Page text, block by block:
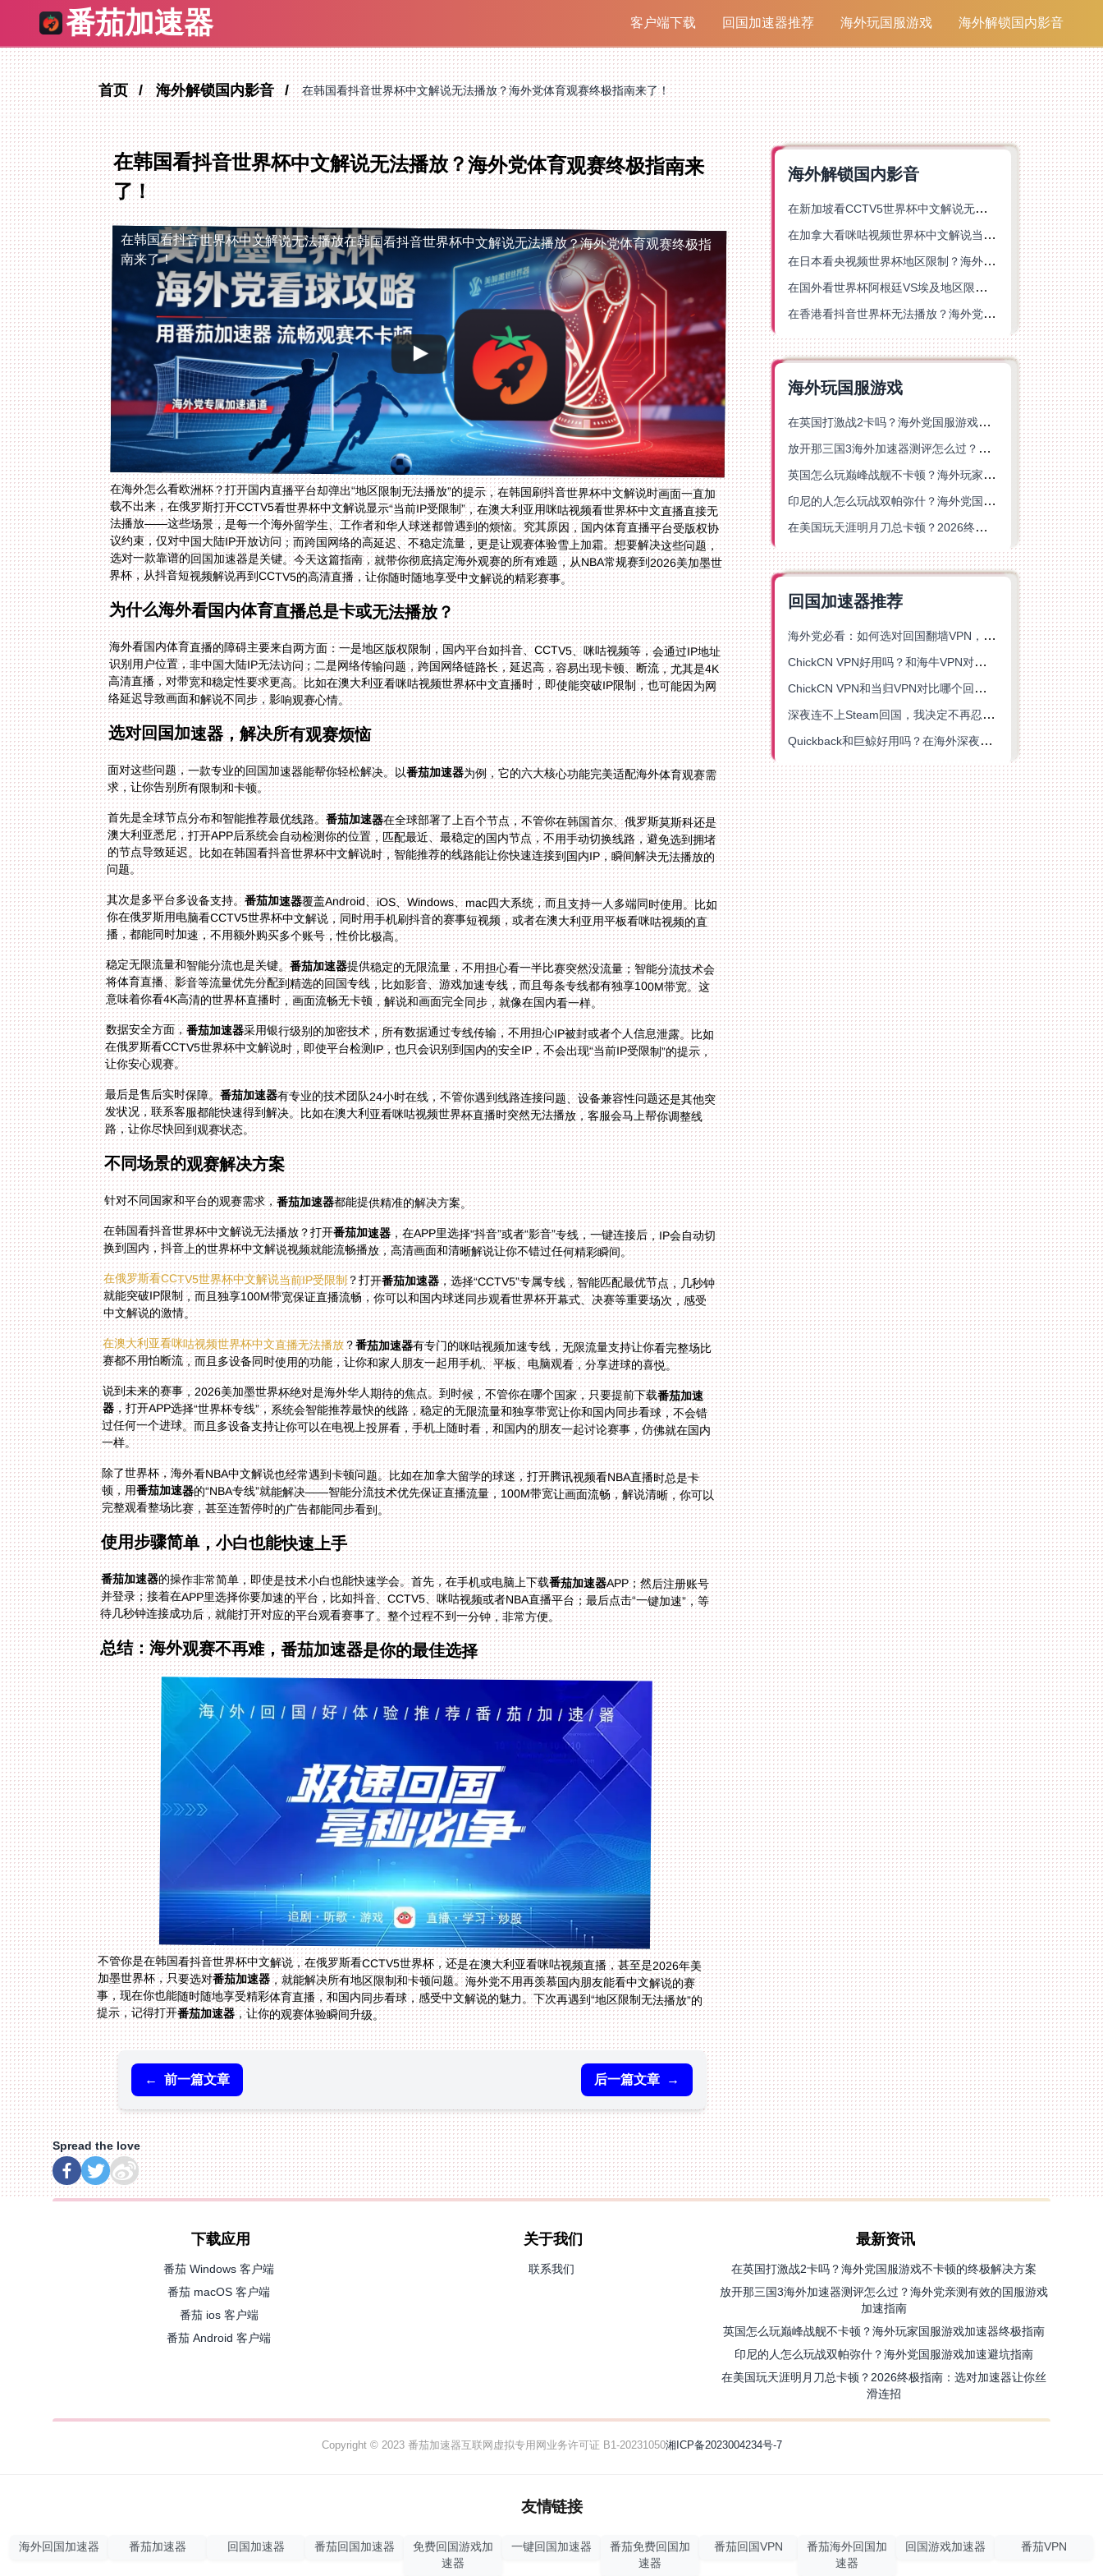
番茄加速器 客户端下载 回国加速器推荐 海外玩国服游戏 海外解锁国内影音
首页 海外解锁国内影音 在韩国看抖音世界杯中文解说无法播放？海外党体育观赛终极指南来了！
在韩国看抖音世界杯中文解说无法播放？海外党体育观赛终极指南来
了！
在韩国看抖音世界杯中文解说无法播放在韩国看抖音世界杯中文解说无法播放？海外党体育观赛终极指
南来了！
在海外怎么看欧洲杯？打开国内直播平台却弹出“地区限制无法播放”的提示，在韩国刷抖音世界杯中文解说时画面一直加
载不出来，在俄罗斯打开CCTV5看世界杯中文解说显示“当前IP受限制”，在澳大利亚用咪咕视频看世界杯中文直播直接无
法播放——这些场景，是每一个海外留学生、工作者和华人球迷都曾遇到的烦恼。究其原因，国内体育直播平台受版权协
议约束，仅对中国大陆IP开放访问；而跨国网络的高延迟、不稳定流量，更是让观赛体验雪上加霜。想要解决这些问题，
选对一款靠谱的回国加速器是关键。今天这篇指南，就带你彻底搞定海外观赛的所有难题，从NBA常规赛到2026美加墨世
界杯，从抖音短视频解说再到CCTV5的高清直播，让你随时随地享受中文解说的精彩赛事。
为什么海外看国内体育直播总是卡或无法播放？
海外看国内体育直播的障碍主要来自两方面：一是地区版权限制，国内平台如抖音、CCTV5、咪咕视频等，会通过IP地址
识别用户位置，非中国大陆IP无法访问；二是网络传输问题，跨国网络链路长，延迟高，容易出现卡顿、断流，尤其是4K
高清直播，对带宽和稳定性要求更高。比如在澳大利亚看咪咕视频世界杯中文直播时，即使能突破IP限制，也可能因为网
络延迟导致画面和解说不同步，影响观赛心情。
选对回国加速器，解决所有观赛烦恼
面对这些问题，一款专业的回国加速器能帮你轻松解决。以番茄加速器为例，它的六大核心功能完美适配海外体育观赛需
求，让你告别所有限制和卡顿。
首先是全球节点分布和智能推荐最优线路。番茄加速器在全球部署了上百个节点，不管你在韩国首尔、俄罗斯莫斯科还是
澳大利亚悉尼，打开APP后系统会自动检测你的位置，匹配最近、最稳定的国内节点，不用手动切换线路，避免选到拥堵
的节点导致延迟。比如在韩国看抖音世界杯中文解说时，智能推荐的线路能让你快速连接到国内IP，瞬间解决无法播放的
问题。
其次是多平台多设备支持。番茄加速器覆盖Android、iOS、Windows、mac四大系统，而且支持一人多端同时使用。比如
你在俄罗斯用电脑看CCTV5世界杯中文解说，同时用手机刷抖音的赛事短视频，或者在澳大利亚用平板看咪咕视频的直
播，都能同时加速，不用额外购买多个账号，性价比极高。
稳定无限流量和智能分流也是关键。番茄加速器提供稳定的无限流量，不用担心看一半比赛突然没流量；智能分流技术会
将体育直播、影音等流量优先分配到精选的回国专线，比如影音、游戏加速专线，而且每条专线都有独享100M带宽。这
意味着你看4K高清的世界杯直播时，画面流畅无卡顿，解说和画面完全同步，就像在国内看一样。
数据安全方面，番茄加速器采用银行级别的加密技术，所有数据通过专线传输，不用担心IP被封或者个人信息泄露。比如
在俄罗斯看CCTV5世界杯中文解说时，即使平台检测IP，也只会识别到国内的安全IP，不会出现“当前IP受限制”的提示，
让你安心观赛。
最后是售后实时保障。番茄加速器有专业的技术团队24小时在线，不管你遇到线路连接问题、设备兼容性问题还是其他突
发状况，联系客服都能快速得到解决。比如在澳大利亚看咪咕视频世界杯直播时突然无法播放，客服会马上帮你调整线
路，让你尽快回到观赛状态。
不同场景的观赛解决方案
针对不同国家和平台的观赛需求，番茄加速器都能提供精准的解决方案。
在韩国看抖音世界杯中文解说无法播放？打开番茄加速器，在APP里选择“抖音”或者“影音”专线，一键连接后，IP会自动切
换到国内，抖音上的世界杯中文解说视频就能流畅播放，高清画面和清晰解说让你不错过任何精彩瞬间。
在俄罗斯看CCTV5世界杯中文解说当前IP受限制？打开番茄加速器，选择“CCTV5”专属专线，智能匹配最优节点，几秒钟
就能突破IP限制，而且独享100M带宽保证直播流畅，你可以和国内球迷同步观看世界杯开幕式、决赛等重要场次，感受
中文解说的激情。
在澳大利亚看咪咕视频世界杯中文直播无法播放？番茄加速器有专门的咪咕视频加速专线，无限流量支持让你看完整场比
赛都不用怕断流，而且多设备同时使用的功能，让你和家人朋友一起用手机、平板、电脑观看，分享进球的喜悦。
说到未来的赛事，2026美加墨世界杯绝对是海外华人期待的焦点。到时候，不管你在哪个国家，只要提前下载番茄加速
器，打开APP选择“世界杯专线”，系统会智能推荐最快的线路，稳定的无限流量和独享带宽让你和国内同步看球，不会错
过任何一个进球。而且多设备支持让你可以在电视上投屏看，手机上随时看，和国内的朋友一起讨论赛事，仿佛就在国内
一样。
除了世界杯，海外看NBA中文解说也经常遇到卡顿问题。比如在加拿大留学的球迷，打开腾讯视频看NBA直播时总是卡
顿，用番茄加速器的“NBA专线”就能解决——智能分流技术优先保证直播流量，100M带宽让画面流畅，解说清晰，你可以
完整观看整场比赛，甚至连暂停时的广告都能同步看到。
使用步骤简单，小白也能快速上手
番茄加速器的操作非常简单，即使是技术小白也能快速学会。首先，在手机或电脑上下载番茄加速器APP；然后注册账号
并登录；接着在APP里选择你要加速的平台，比如抖音、CCTV5、咪咕视频或者NBA直播平台；最后点击“一键加速”，等
待几秒钟连接成功后，就能打开对应的平台观看赛事了。整个过程不到一分钟，非常方便。
总结：海外观赛不再难，番茄加速器是你的最佳选择
不管你是在韩国看抖音世界杯中文解说，在俄罗斯看CCTV5世界杯，还是在澳大利亚看咪咕视频直播，甚至是2026年美
加墨世界杯，只要选对番茄加速器，就能解决所有地区限制和卡顿问题。海外党不用再羡慕国内朋友能看中文解说的赛
事，现在你也能随时随地享受精彩体育直播，和国内同步看球，感受中文解说的魅力。下次再遇到“地区限制无法播放”的
提示，记得打开番茄加速器，让你的观赛体验瞬间升级。
← 前一篇文章 后一篇文章 →
海外解锁国内影音
在新加坡看CCTV5世界杯中文解说无法播放？这篇指南帮你解锁海外体育直播自由
在加拿大看咪咕视频世界杯中文解说当前地区不可播放？这篇指南帮你一键解决
在日本看央视频世界杯地区限制？海外党体育赛事观看终极指南
在国外看世界杯阿根廷VS埃及地区限制？这篇指南帮你搞定中文直播+解说
在香港看抖音世界杯无法播放？海外党体育赛事中文直播终极指南
海外玩国服游戏
在英国打激战2卡吗？海外党国服游戏不卡顿的终极解决方案
放开那三国3海外加速器测评怎么过？海外党亲测有效的国服游戏加速指南
英国怎么玩巅峰战舰不卡顿？海外玩家国服游戏加速器终极指南
印尼的人怎么玩战双帕弥什？海外党国服游戏加速避坑指南
在美国玩天涯明月刀总卡顿？2026终极指南：选对加速器让你丝滑连招
回国加速器推荐
海外党必看：如何选对回国翻墙VPN，无缝解锁国内资源？
ChickCN VPN好用吗？和海牛VPN对比哪个回国效果更好？
ChickCN VPN和当归VPN对比哪个回国效果更好？海外党亲测后选了它
深夜连不上Steam回国，我决定不再忍受这数字鸿沟
Quickback和巨鲸好用吗？在海外深夜想刷B站、追爱奇艺的你，或许正需要这份答案
Spread the love
下载应用
番茄 Windows 客户端
番茄 macOS 客户端
番茄 ios 客户端
番茄 Android 客户端
关于我们
联系我们
最新资讯
在英国打激战2卡吗？海外党国服游戏不卡顿的终极解决方案
放开那三国3海外加速器测评怎么过？海外党亲测有效的国服游戏
加速指南
英国怎么玩巅峰战舰不卡顿？海外玩家国服游戏加速器终极指南
印尼的人怎么玩战双帕弥什？海外党国服游戏加速避坑指南
在美国玩天涯明月刀总卡顿？2026终极指南：选对加速器让你丝
滑连招
Copyright © 2023 番茄加速器互联网虚拟专用网业务许可证 B1-20231050湘ICP备2023004234号-7
友情链接
海外回国加速器 番茄加速器 回国加速器 番茄回国加速器
免费回国游戏加
速器
一键回国加速器
番茄免费回国加
速器
番茄回国VPN
番茄海外回国加
速器
回国游戏加速器 番茄VPN